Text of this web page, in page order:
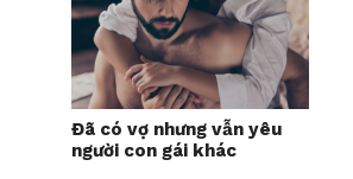
Đã có vợ nhưng vẫn yêu
người con gái khác